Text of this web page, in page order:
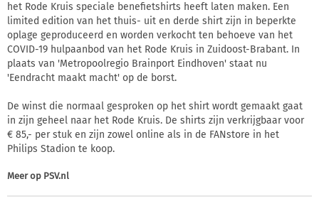
het Rode Kruis speciale benefietshirts heeft laten maken. Een
limited edition van het thuis- uit en derde shirt zijn in beperkte
oplage geproduceerd en worden verkocht ten behoeve van het
COVID-19 hulpaanbod van het Rode Kruis in Zuidoost-Brabant. In
plaats van 'Metropoolregio Brainport Eindhoven' staat nu
'Eendracht maakt macht' op de borst.
De winst die normaal gesproken op het shirt wordt gemaakt gaat
in zijn geheel naar het Rode Kruis. De shirts zijn verkrijgbaar voor
€ 85,- per stuk en zijn zowel online als in de FANstore in het
Philips Stadion te koop.
Meer op PSV.nl